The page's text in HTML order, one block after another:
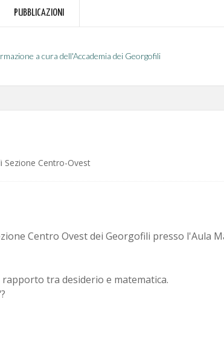
PUBBLICAZIONI
a cura dell'Accademia dei Georgofili
Sezione Centro-Ovest
Centro Ovest dei Georgofili presso l'Aula
tra desiderio e matematica.